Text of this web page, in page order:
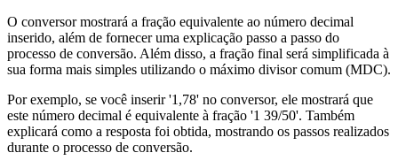
O conversor mostrará a fração equivalente ao número decimal
inserido, além de fornecer uma explicação passo a passo do
processo de conversão. Além disso, a fração final será simplificada à
sua forma mais simples utilizando o máximo divisor comum (MDC).
Por exemplo, se você inserir '1,78' no conversor, ele mostrará que
este número decimal é equivalente à fração '1 39/50'. Também
explicará como a resposta foi obtida, mostrando os passos realizados
durante o processo de conversão.